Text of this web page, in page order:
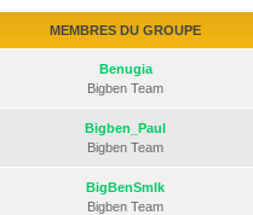
MEMBRES DU GROUPE
Benugia
Bigben Team
Bigben_Paul
Bigben Team
BigBenSmlk
Bigben Team